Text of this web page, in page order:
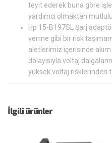
teyit ederek buna göre
yardımcı olmaktan
Hp 15-B197SL Şarj
verme gibi bir risk
aletlerimiz içerisinde
dolayısıyla voltaj
yüksek voltaj risklerinden
İlgili ürünler